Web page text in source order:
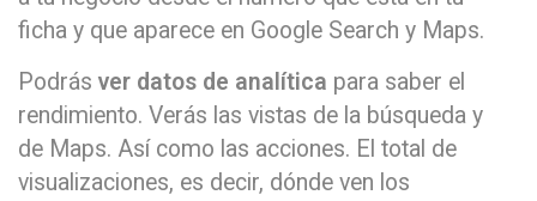
ficha y que aparece en Google Search y Maps.
Podrás ver datos de analítica para saber el
rendimiento. Verás las vistas de la búsqueda y
de Maps. Así como las acciones. El total de
visualizaciones, es decir, dónde ven los